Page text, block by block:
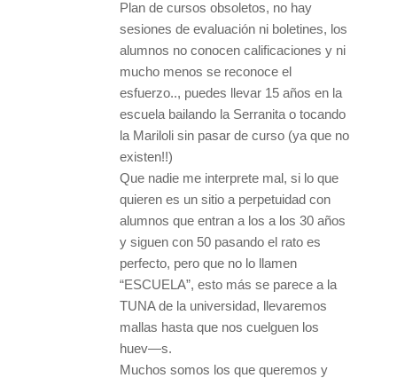
Plan de cursos obsoletos, no hay
sesiones de evaluación ni boletines, los
alumnos no conocen calificaciones y ni
mucho menos se reconoce el
esfuerzo.., puedes llevar 15 años en la
escuela bailando la Serranita o tocando
la Mariloli sin pasar de curso (ya que no
existen!!)
Que nadie me interprete mal, si lo que
quieren es un sitio a perpetuidad con
alumnos que entran a los a los 30 años
y siguen con 50 pasando el rato es
perfecto, pero que no lo llamen
“ESCUELA”, esto más se parece a la
TUNA de la universidad, llevaremos
mallas hasta que nos cuelguen los
huev—s.
Muchos somos los que queremos y